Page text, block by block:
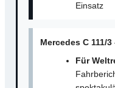
Einsatz
Mercedes C 111/
Für